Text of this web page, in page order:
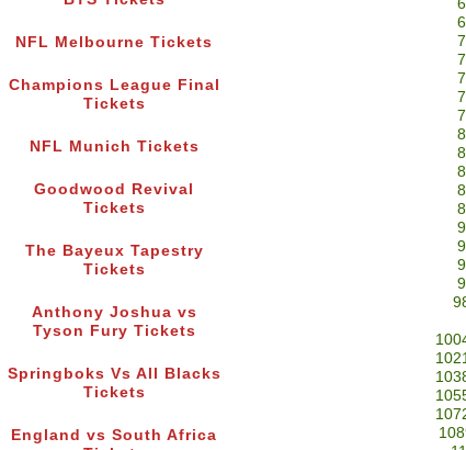
NFL Melbourne Tickets
Champions League Final
Tickets
NFL Munich Tickets
Goodwood Revival
Tickets
The Bayeux Tapestry
Tickets
Anthony Joshua vs
Tyson Fury Tickets
Springboks Vs All Blacks
Tickets
England vs South Africa